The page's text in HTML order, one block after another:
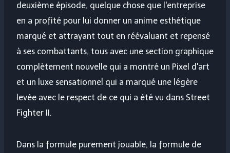
deuxième épisode, quelque chose que l'entreprise
en a profité pour lui donner un anime esthétique
marqué et attrayant tout en réévaluant et repensé
à ses combattants, tous avec une section graphique
complètement nouvelle qui a montré un Pixel d'art
et un luxe sensationnel qui a marqué une légère
levée avec le respect de ce qui a été vu dans Street
Fighter II.
Dans la formule purement jouable, la formule de